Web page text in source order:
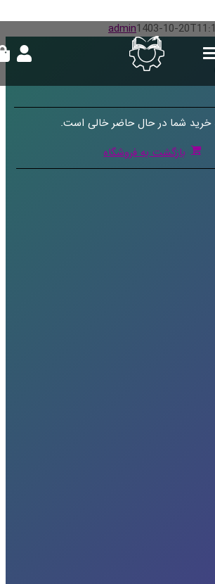
admin1403-10-
شما در حال حاضر خالی است.
بازگشت به فروشگاه